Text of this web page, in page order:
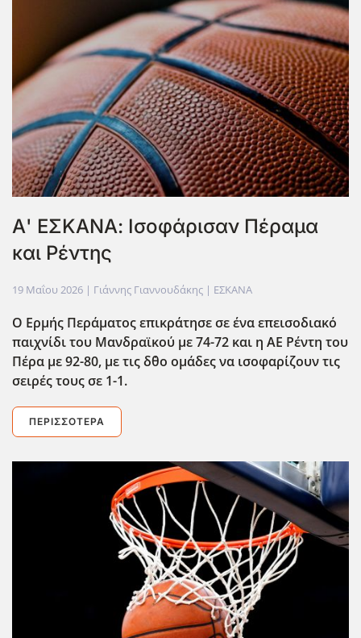
Α' ΕΣΚΑΝΑ: Ισοφάρισαν Πέραμα
και Ρέντης
19 Μαΐου 2026 | Γιάννης Γιαννουδάκης | ΕΣΚΑΝΑ
Ο Ερμής Περάματος επικράτησε σε ένα επεισοδιακό
παιχνίδι του Μανδραϊκού με 74-72 και η ΑΕ Ρέντη του
Πέρα με 92-80, με τις δ΄θο ομάδες να ισοφαρίζουν τις
σειρές τους σε 1-1.
ΠΕΡΙΣΣΌΤΕΡΑ